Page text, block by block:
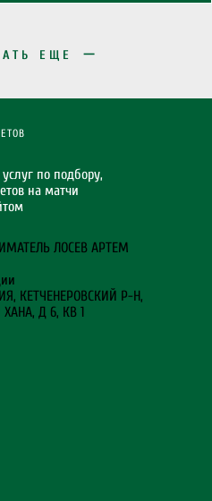
ЕЩЕ
по подбору,
на матчи
ЛОСЕВ АРТЕМ
КЕТЧЕНЕРОВСКИЙ Р-Н,
Д 6, КВ 1